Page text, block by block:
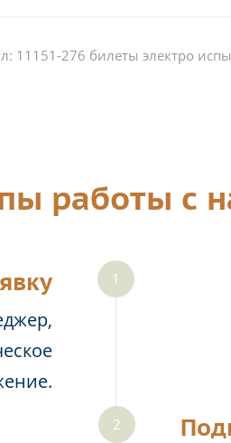
11151-276 билеты электро
работы с